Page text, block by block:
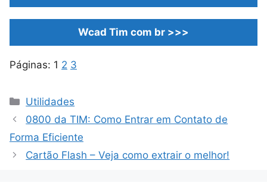
Wcad Tim com br >>>
Páginas: 1 2 3
Categorias
Utilidades
0800 da TIM: Como Entrar em Contato de
Forma Eficiente
Cartão Flash – Veja como extrair o melhor!